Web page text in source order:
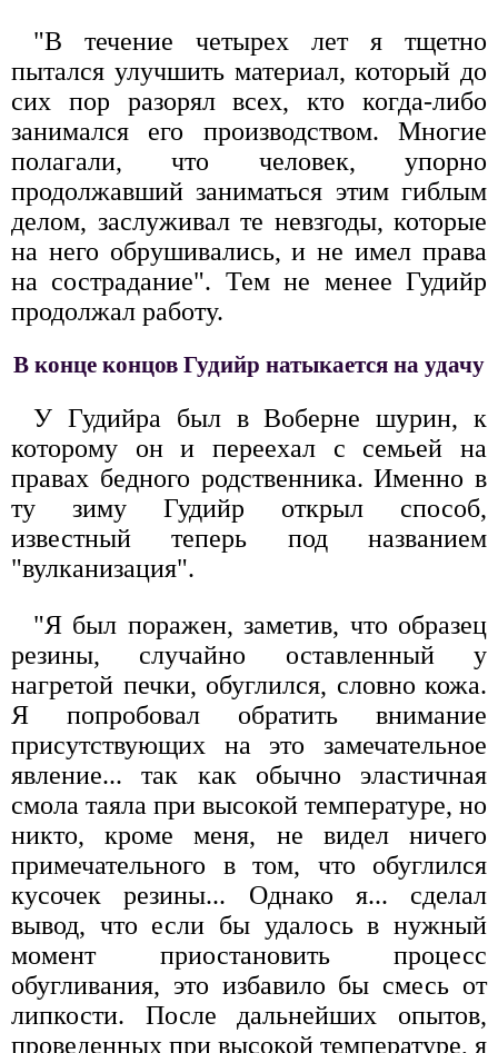
"В течение четырех лет я тщетно
пытался улучшить материал, который до
сих пор разорял всех, кто когда-либо
занимался его производством. Многие
полагали, что человек, упорно
продолжавший заниматься этим гиблым
делом, заслуживал те невзгоды, которые
на него обрушивались, и не имел права
на сострадание". Тем не менее Гудийр
продолжал работу.
В конце концов Гудийр натыкается на удачу
У Гудийра был в Воберне шурин, к
которому он и переехал с семьей на
правах бедного родственника. Именно в
ту зиму Гудийр открыл способ,
известный теперь под названием
"вулканизация".
"Я был поражен, заметив, что образец
резины, случайно оставленный у
нагретой печки, обуглился, словно кожа.
Я попробовал обратить внимание
присутствующих на это замечательное
явление... так как обычно эластичная
смола таяла при высокой температуре, но
никто, кроме меня, не видел ничего
примечательного в том, что обуглился
кусочек резины... Однако я... сделал
вывод, что если бы удалось в нужный
момент приостановить процесс
обугливания, это избавило бы смесь от
липкости. После дальнейших опытов,
проведенных при высокой температуре, я